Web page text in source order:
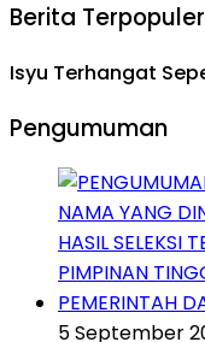
Berita Terpopuler
Isyu Terhangat
Pengumuman
5 September